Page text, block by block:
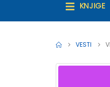
KNJIGE
VESTI